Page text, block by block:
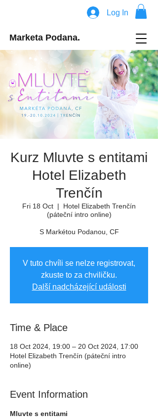
Log In
Marketa Podana.
Kurz Mluvte s entitami
Hotel Elizabeth
Trenčín
Fri 18 Oct
  |
Hotel Elizabeth Trenčín
(páteční intro online)
S Markétou Podanou, CF
V tuto chvíli se nelze registrovat,
zkuste to za chviličku.
Další nadcházející události
Time & Place
18 Oct 2024, 19:00 – 20 Oct 2024, 17:00
Hotel Elizabeth Trenčín (páteční intro
online)
Event Information
Mluvte s entitami